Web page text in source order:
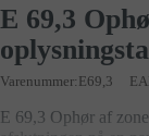
E 69,3
Varenummer E69,3
E 69,3 Ophør af